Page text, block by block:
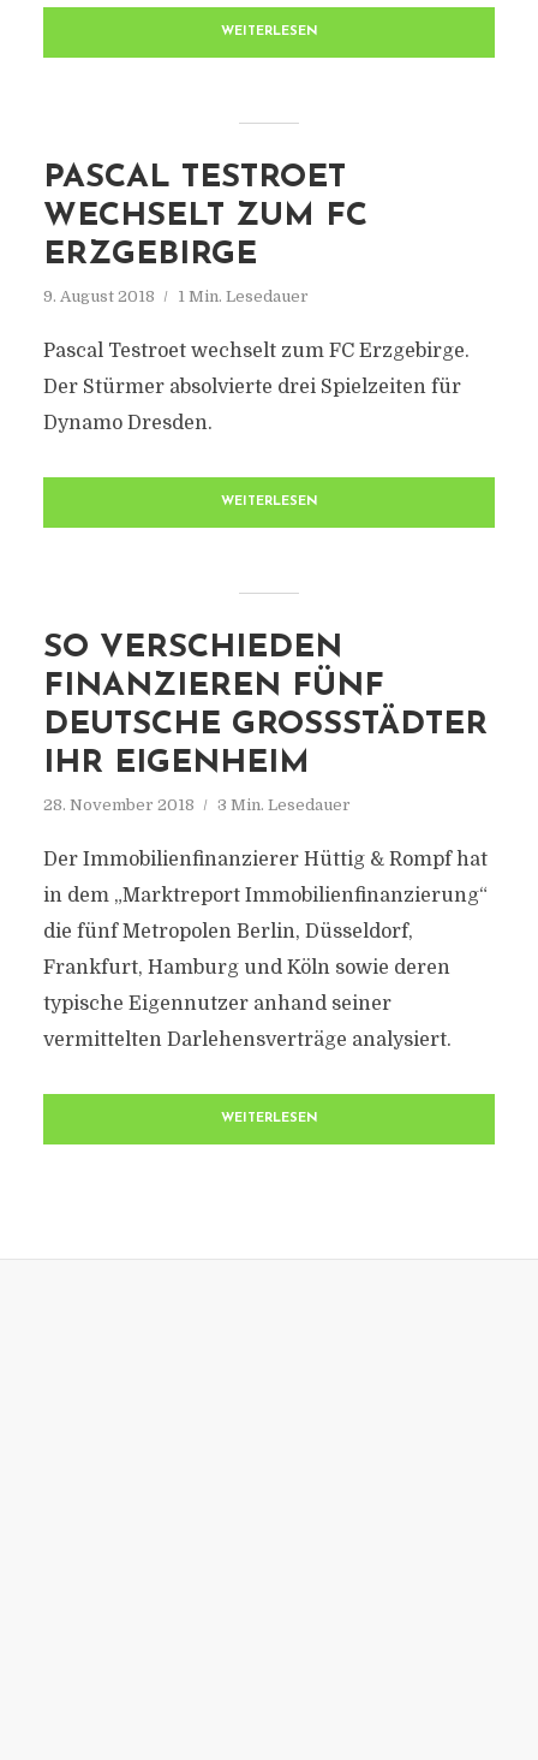
WEITERLESEN
PASCAL TESTROET
WECHSELT ZUM FC
ERZGEBIRGE
9. August 2018 1 Min. Lesedauer
Pascal Testroet wechselt zum FC Erzgebirge.
Der Stürmer absolvierte drei Spielzeiten für
Dynamo Dresden.
WEITERLESEN
SO VERSCHIEDEN
FINANZIEREN FÜNF
DEUTSCHE GROSSSTÄDTER I
HR EIGENHEIM
28. November 2018 3 Min. Lesedauer
Der Immobilienfinanzierer Hüttig & Rompf hat
in dem „Marktreport Immobilienfinanzierung“
die fünf Metropolen Berlin, Düsseldorf,
Frankfurt, Hamburg und Köln sowie deren
typische Eigennutzer anhand seiner
vermittelten Darlehensverträge analysiert.
WEITERLESEN